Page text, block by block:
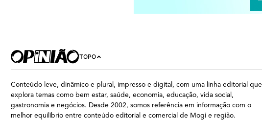
TOPO
Conteúdo leve, dinâmico e plural, impresso e digital, com uma linha editorial que
explora temas como bem estar, saúde, economia, educação, vida social,
gastronomia e negócios. Desde 2002, somos referência em informação com o
melhor equilíbrio entre conteúdo editorial e comercial de Mogi e região.